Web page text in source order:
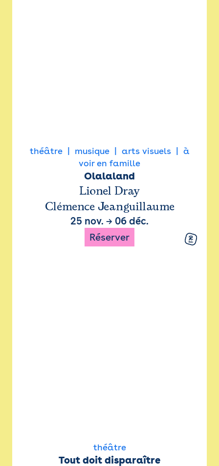
théâtre musique arts visuels
à
voir en famille
Olalaland
Lionel Dray
Clémence Jeanguillaume
25 nov. → 06 déc.
Réserver
théâtre
Tout doit disparaître